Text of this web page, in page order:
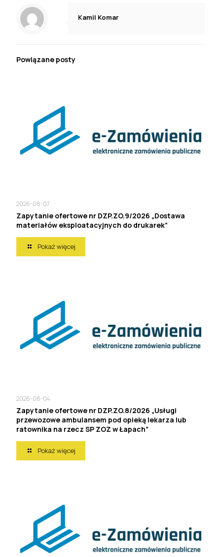
Kamil Komar
Powiązane posty
2026-08-07
Zapytanie ofertowe nr DZP.ZO.9/2026 „Dostawa
materiałów eksploatacyjnych do drukarek”
Pokaż więcej
2026-08-04
Zapytanie ofertowe nr DZP.ZO.8/2026 „Usługi
przewozowe ambulansem pod opieką lekarza lub
ratownika na rzecz SP ZOZ w Łapach”
Pokaż więcej